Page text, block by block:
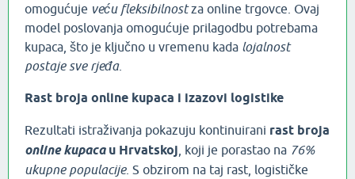
omogućuje veću fleksibilnostza online trgovce. Ovaj
model poslovanja omogućuje prilagodbu potrebama
kupaca, što je ključno u vremenu kada lojalnost
postaje sve rjeđa.
Rast broja online kupaca i izazovi logistike
Rezultati istraživanja pokazuju kontinuirani rast broja
online kupacau Hrvatskoj , koji je porastao na 76%
ukupne populacije. S obzirom na taj rast, logističke